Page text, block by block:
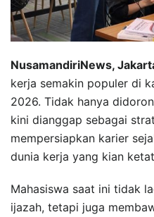
NusamandiriNews,
kerja semakin populer di
2026. Tidak hanya
kini dianggap sebagai
mempersiapkan karier
dunia kerja yang kian
Mahasiswa saat ini tidak
ijazah, tetapi juga